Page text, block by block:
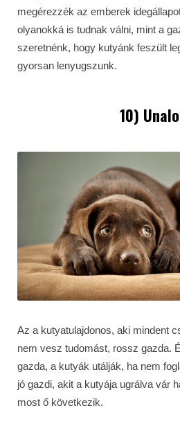
megérezzék az emberek
olyanokká is tudnak válni, mint a
szeretnénk, hogy kutyánk feszült
gyorsan lenyugszunk.
10)
Az a kutyatulajdonos, aki mindent
nem vesz tudomást, rossz gazda.
gazda, a kutyák utálják, ha nem
jó gazdi, akit a kutyája ugrálva vár
most ő következik.